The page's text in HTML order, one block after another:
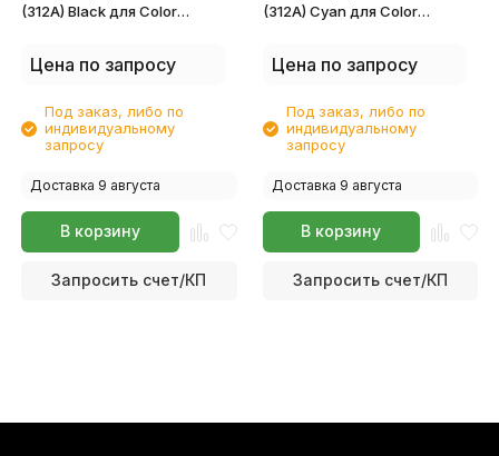
(312A) Black для Color
Цена по запросу
Под заказ, либо по
индивидуальному
запросу
Доставка 9 августа
В корзину
Запросить счет/КП
(312A) Cyan для Color
Цена по запросу
Под заказ, либо по
индивидуальному
запросу
Доставка 9 августа
В корзину
Запросить счет/КП